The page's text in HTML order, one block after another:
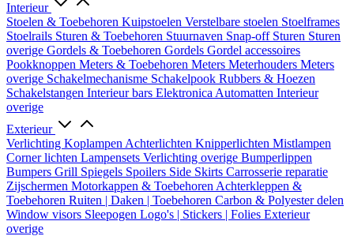
Interieur
Stoelen & Toebehoren Kuipstoelen Verstelbare stoelen Stoelframes
Stoelrails Sturen & Toebehoren Stuurnaven Snap-off Sturen Sturen
overige Gordels & Toebehoren Gordels Gordel accessoires
Pookknoppen Meters & Toebehoren Meters Meterhouders Meters
overige Schakelmechanisme Schakelpook Rubbers & Hoezen
Schakelstangen Interieur bars Elektronica Automatten Interieur
overige
Exterieur
Verlichting Koplampen Achterlichten Knipperlichten Mistlampen
Corner lichten Lampensets Verlichting overige Bumperlippen
Bumpers Grill Spiegels Spoilers Side Skirts Carrosserie reparatie
Zijschermen Motorkappen & Toebehoren Achterkleppen &
Toebehoren Ruiten | Daken | Toebehoren Carbon & Polyester delen
Window visors Sleepogen Logo's | Stickers | Folies Exterieur
overige